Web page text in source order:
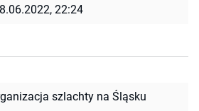
22:24
szlachty na Śląsku